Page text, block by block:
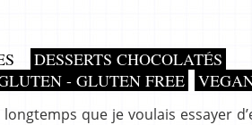
DESSERTS CHOCOLATÉS
- GLUTEN FREE
longtemps que je voulais essayer